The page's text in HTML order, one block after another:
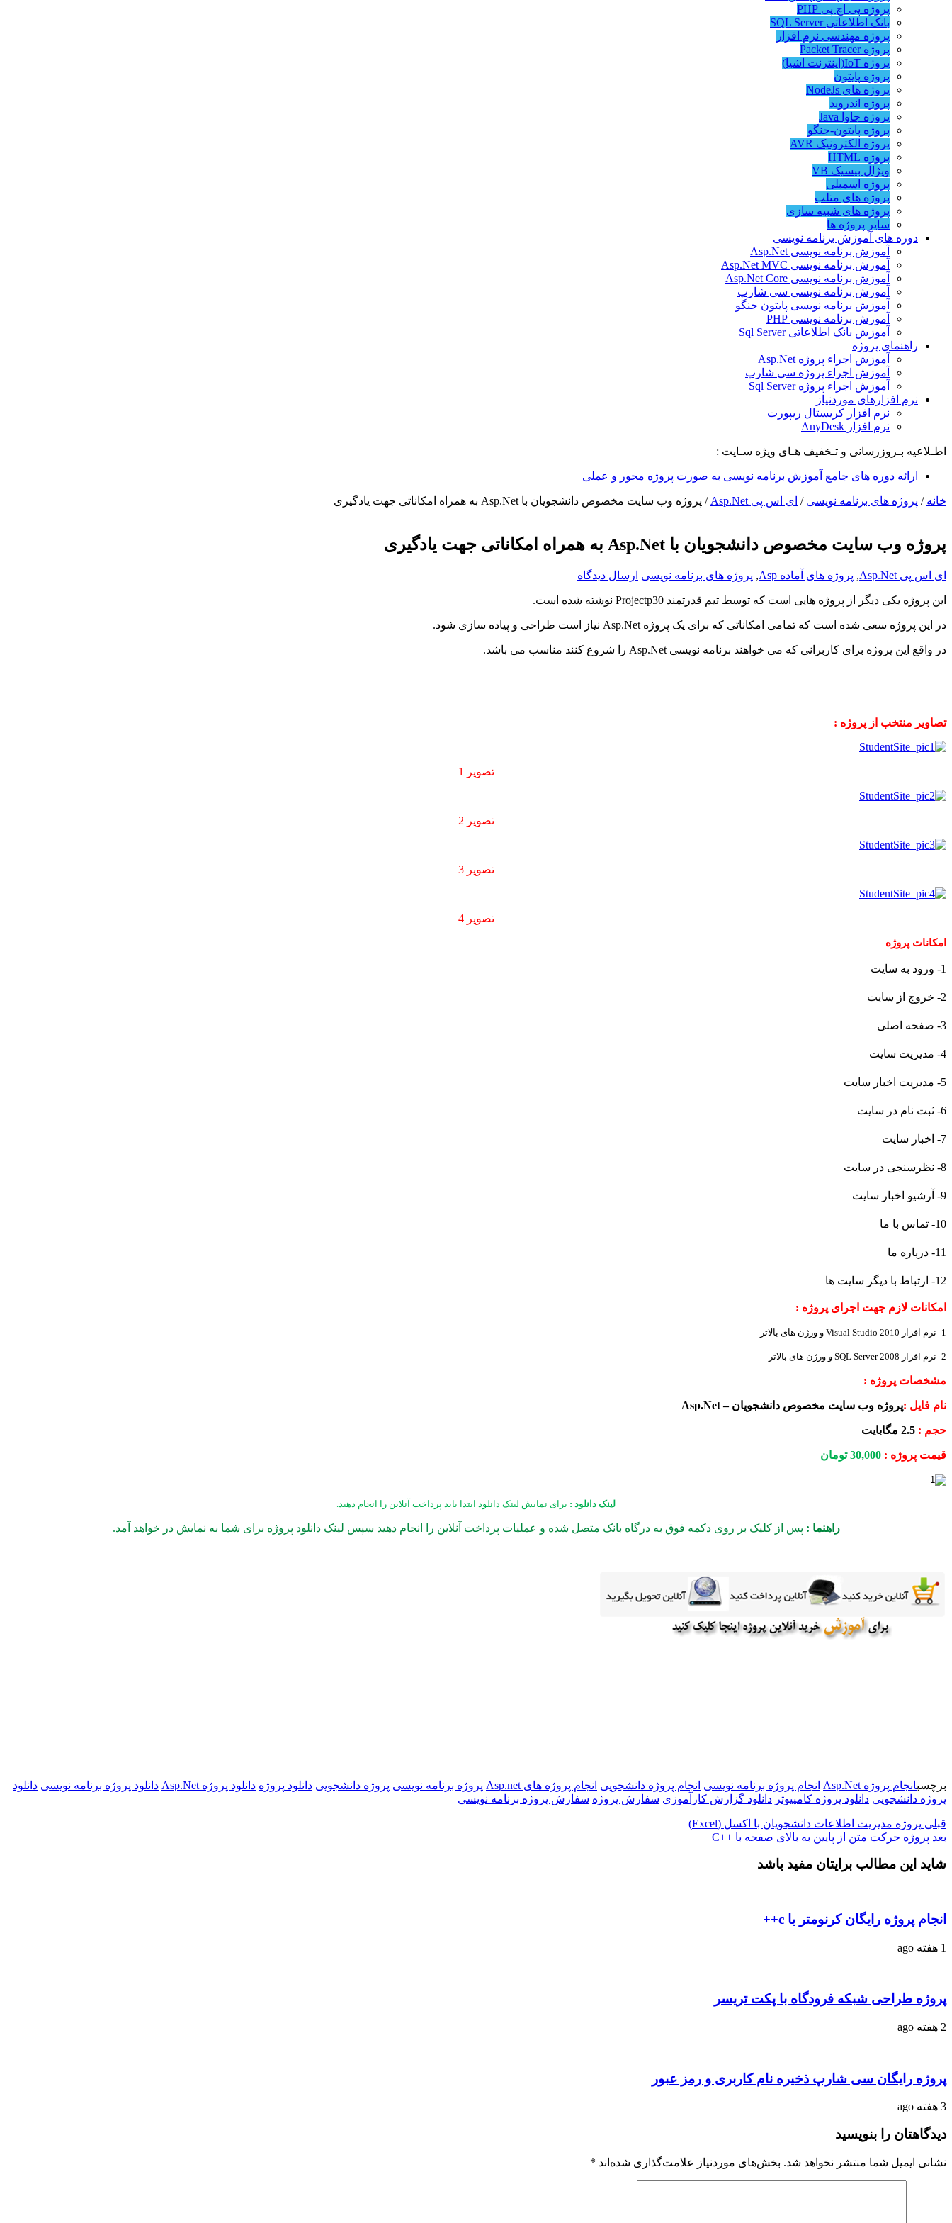
پروژه پی اچ پی PHP
بانک اطلاعاتی SQL Server
پروژه مهندسی نرم افزار
پروژه Packet Tracer
پروژه IoT(اینترنت اشیا)
پروژه پایتون
پروژه های NodeJs
پروژه اندروید
پروژه جاوا Java
پروژه پایتون-جنگو
پروژه الکترونیک AVR
پروژه HTML
ویژال بیسیک VB
پروژه اسمبلی
پروژه های متلب
پروژه های شبیه سازی
سایر پروژه ها
دوره های آموزش برنامه نویسی
آموزش برنامه نویسی Asp.Net
آموزش برنامه نویسی Asp.Net MVC
آموزش برنامه نویسی Asp.Net Core
آموزش برنامه نویسی سی شارپ
آموزش برنامه نویسی پایتون جنگو
آموزش برنامه نویسی PHP
آموزش بانک اطلاعاتی Sql Server
راهنمای پروژه
آموزش اجراء پروژه Asp.Net
آموزش اجراء پروژه سی شارپ
آموزش اجراء پروژه Sql Server
نرم افزارهای موردنیاز
نرم افزار کریستال ریپورت
نرم افزار AnyDesk
اطـلاعیه بـروزرسانی و تـخفیف هـای ویژه سـایت :
ارائه دوره های جامع آموزش برنامه نویسی به صورت پروژه محور و عملی
خانه / پروژه های برنامه نویسی / ای اس پی Asp.Net / پروژه وب سایت مخصوص دانشجویان با Asp.Net به همراه امکاناتی جهت یادگیری
پروژه وب سایت مخصوص دانشجویان با Asp.Net به همراه امکاناتی جهت یادگیری
ای اس پی Asp.Net , پروژه های آماده Asp , پروژه های برنامه نویسی ارسال دیدگاه
این پروژه یکی دیگر از پروژه هایی است که توسط تیم قدرتمند Projectp30 نوشته شده است.
در این پروژه سعی شده است که تمامی امکاناتی که برای یک پروژه Asp.Net نیاز است طراحی و پیاده سازی شود.
در واقع این پروژه برای کاربرانی که می خواهند برنامه نویسی Asp.Net را شروع کنند مناسب می باشد.
تصاویر منتخب از پروژه :
تصویر 1
تصویر 2
تصویر 3
تصویر 4
امکانات پروژه
1- ورود به سایت
2- خروج از سایت
3- صفحه اصلی
4- مدیریت سایت
5- مدیریت اخبار سایت
6- ثبت نام در سایت
7- اخبار سایت
8- نظرسنجی در سایت
9- آرشیو اخبار سایت
10- تماس با ما
11- درباره ما
12- ارتباط با دیگر سایت ها
امکانات لازم جهت اجرای پروژه :
1- نرم افزار Visual Studio 2010 و ورژن های بالاتر
2- نرم افزار SQL Server 2008 و ورژن های بالاتر
مشخصات پروژه :
نام فایل :پروژه وب سایت مخصوص دانشجویان – Asp.Net
حجم :
قیمت پروژه : 30,000تومان
لینک دانلود : برای نمایش لینک دانلود ابتدا باید پرداخت آنلاین را انجام دهید
راهنما : پس از کلیک بر روی دکمه فوق به درگاه بانک متصل شده و عملیات پرداخت آنلاین را انجام دهید سپس لینک دانلود پروژه برای شما به نمایش در خواهد آمد.
برچسبانجام پروژه Asp.Net انجام پروژه برنامه نویسی انجام پروژه دانشجویی انجام پروژه های Asp.net پروژه برنامه نویسی پروژه دانشجویی دانلود پروژه دانلود پروژه Asp.Net دانلود پروژه برنامه نویسی دانلود
پروژه دانشجویی دانلود پروژه کامپیوتر دانلود گزارش کارآموزی سفارش پروژه سفارش پروژه برنامه نویسی
قبلی پروژه مدیریت اطلاعات دانشجویان با اکسل (Excel)
بعد پروژه حرکت متن از پایین به بالای صفحه با ++C
شاید این مطالب برایتان مفید باشد
انجام پروژه رایگان کرنومتر با c++
1 هفته ago
پروژه طراحی شبکه فرودگاه با پکت تریسر
2 هفته ago
پروژه رایگان سی شارپ ذخیره نام کاربری و رمز عبور
3 هفته ago
دیدگاهتان را بنویسید
نشانی ایمیل شما منتشر نخواهد شد. بخش‌های موردنیاز علامت‌گذاری شده‌اند *